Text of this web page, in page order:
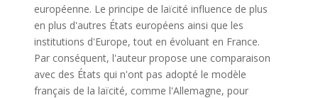
européenne. Le principe de laïcité influence de plus
en plus d'autres États européens ainsi que les
institutions d'Europe, tout en évoluant en France.
Par conséquent, l'auteur propose une comparaison
avec des États qui n'ont pas adopté le modèle
français de la laïcité, comme l'Allemagne, pour